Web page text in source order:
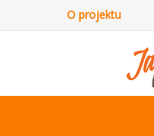
O projektu